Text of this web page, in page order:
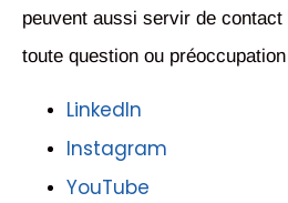
peuvent aussi servir de
toute question ou
LinkedIn
Instagram
YouTube